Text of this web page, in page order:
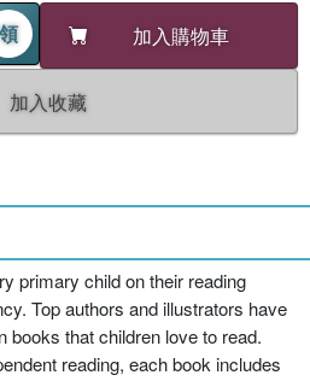
領 加入購物車
加入收藏
primary child on their reading
Top authors and illustrators have
books that children love to read.
reading, each book includes